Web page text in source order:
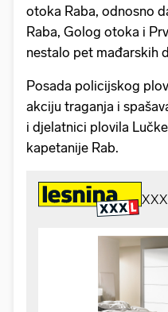
otoka Raba, odnosno
Raba, Golog otoka i
nestalo pet mađarskih
Posada policijskog
akciju traganja i
i djelatnici plovila
kapetanije Rab.